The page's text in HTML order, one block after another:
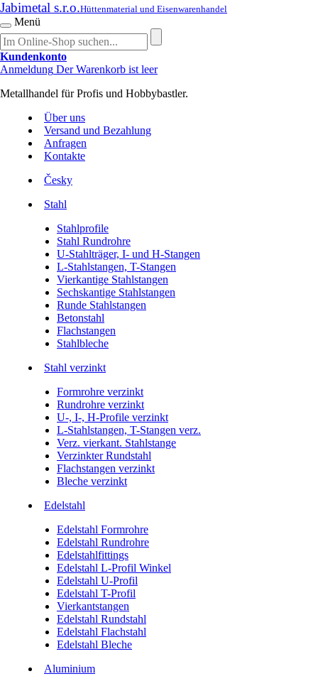
Jabimetal s.r.o.Hüttenmaterial und Eisenwarenhandel
Menü
Kundenkonto
Anmeldung Der Warenkorb ist leer
Metallhandel für Profis und Hobbybastler.
Über uns
Versand und Bezahlung
Anfragen
Kontakte
Česky
Stahl
Stahlprofile
Stahl Rundrohre
U-Stahlträger, I- und H-Stangen
L-Stahlstangen, T-Stangen
Vierkantige Stahlstangen
Sechskantige Stahlstangen
Runde Stahlstangen
Betonstahl
Flachstangen
Stahlbleche
Stahl verzinkt
Formrohre verzinkt
Rundrohre verzinkt
U-, I-, H-Profile verzinkt
L-Stahlstangen, T-Stangen verz.
Verz. vierkant. Stahlstange
Verzinkter Rundstahl
Flachstangen verzinkt
Bleche verzinkt
Edelstahl
Edelstahl Formrohre
Edelstahl Rundrohre
Edelstahlfittings
Edelstahl L-Profil Winkel
Edelstahl U-Profil
Edelstahl T-Profil
Vierkantstangen
Edelstahl Rundstahl
Edelstahl Flachstahl
Edelstahl Bleche
Aluminium